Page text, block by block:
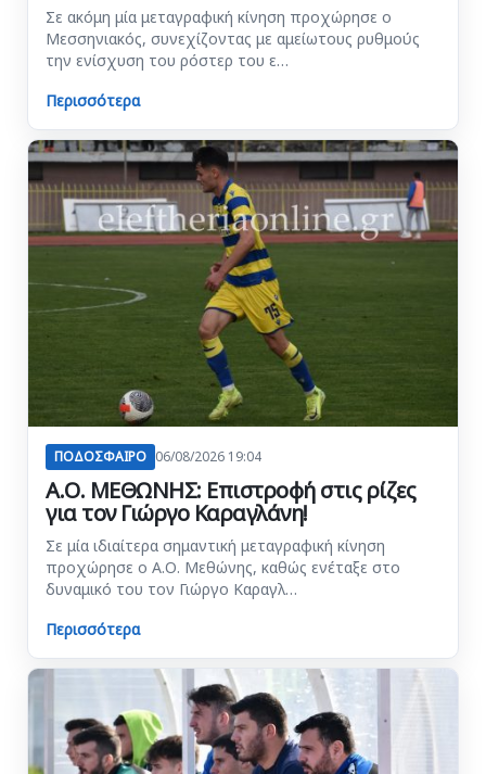
Σε ακόμη μία μεταγραφική κίνηση προχώρησε ο
Μεσσηνιακός, συνεχίζοντας με αμείωτους ρυθμούς
την ενίσχυση του ρόστερ του ε…
Περισσότερα
ΠΟΔΟΣΦΑΙΡΟ 06/08/2026 19:04
Α.Ο. ΜΕΘΩΝΗΣ: Επιστροφή στις ρίζες
για τον Γιώργο Καραγλάνη!
Σε μία ιδιαίτερα σημαντική μεταγραφική κίνηση
προχώρησε ο Α.Ο. Μεθώνης, καθώς ενέταξε στο
δυναμικό του τον Γιώργο Καραγλ…
Περισσότερα